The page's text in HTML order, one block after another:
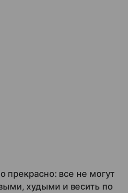
прекрасно: все не могут
худыми и весить по